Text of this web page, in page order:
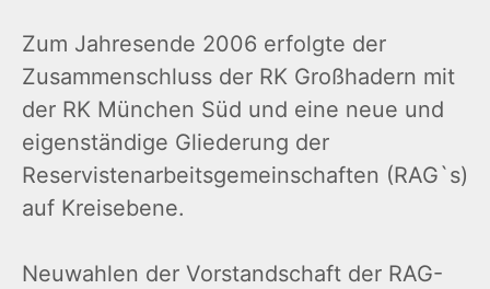
Zum Jahresende 2006 erfolgte der
Zusammenschluss der RK Großhadern mit
der RK München Süd und eine neue und
eigenständige Gliederung der
Reservistenarbeitsgemeinschaften (RAG`s)
auf Kreisebene.
Neuwahlen der Vorstandschaft der RAG-